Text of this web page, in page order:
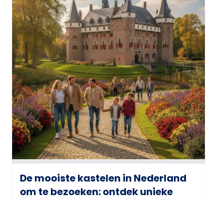
De mooiste kastelen in Nederland
om te bezoeken: ontdek unieke